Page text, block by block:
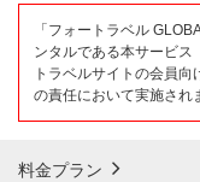
「フォートラベル
ンタルである本サービス
トラベルサイトの会員
の責任において実施され
料金プラン